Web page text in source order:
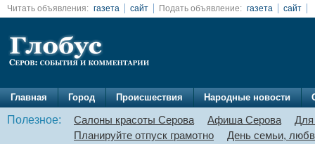
Читать объявления: газета сайт Подать объявление: газета сайт
Главная Город Происшествия Народные новости
Полезное: Салоны красоты Серова Афиша Серова
Для
Планируйте отпуск грамотно
День семьи,